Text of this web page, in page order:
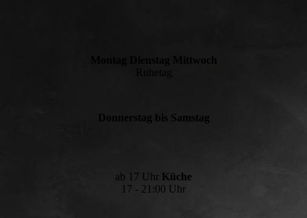
Montag Dienstag Mittwoch
Donnerstag bis Samstag
ab 17 Uhr Küche
17 - 21:00 Uhr